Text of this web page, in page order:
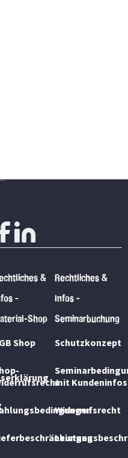
&
-
Shop
Shop
Rechtliches &
Infos -
Seminarbuchung
Schutzkonzept
mit Kundeninfos
Widerrufsrecht